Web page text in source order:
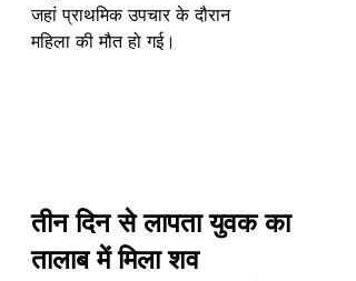
जहां प्राथमिक उपचार के दौरान
महिला की मौत हो गई।
तीन दिन से लापता युवक का
तालाब में मिला शव